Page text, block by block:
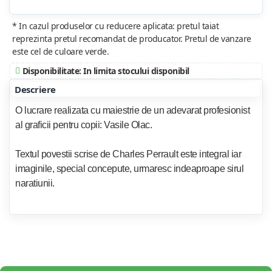
* In cazul produselor cu reducere aplicata: pretul taiat
reprezinta pretul recomandat de producator. Pretul de vanzare
este cel de culoare verde.
Disponibilitate: In limita stocului disponibil
Descriere
O lucrare realizata cu maiestrie de un adevarat profesionist
al graficii pentru copii: Vasile Olac.
Textul povestii scrise de Charles Perrault este integral iar
imaginile, special concepute, urmaresc indeaproape sirul
naratiunii.